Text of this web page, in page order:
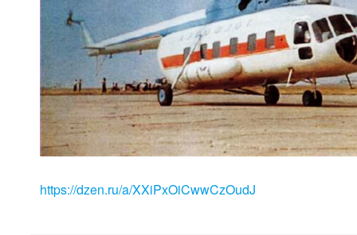
https://dzen.ru/a/XXiPxOiCwwCzOudJ